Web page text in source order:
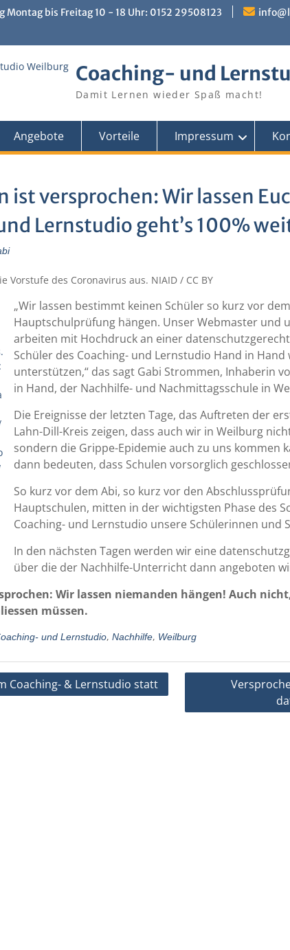
Montag bis Freitag 10 - 18 Uhr: 0152 29508123
Coaching- und
Damit Lernen wieder Spaß macht!
Angebote Vorteile Impressum
ist versprochen: Wir lassen
Lernstudio geht’s 100%
„Wir lassen bestimmt keinen Schüler so kurz vor
Hauptschulprüfung hängen. Unser Webmaster und
arbeiten mit Hochdruck an einer
Schüler des Coaching- und Lernstudio Hand in
unterstützen,“ das sagt Gabi Strommen, Inhaberin
in Hand, der Nachhilfe- und Nachmittagsschule in
Die Ereignisse der letzten Tage, das Auftreten der
Lahn-Dill-Kreis zeigen, dass auch wir in Weilburg
sondern die Grippe-Epidemie auch zu uns kommen
dann bedeuten, dass Schulen vorsorglich
So kurz vor dem Abi, so kurz vor den
Hauptschulen, mitten in der wichtigsten Phase des
Coaching- und Lernstudio unsere Schülerinnen und
In den nächsten Tagen werden wir eine
über die der Nachhilfe-Unterricht dann angeboten
Wir lassen niemanden hängen! Auch
müssen.
und Lernstudio, Nachhilfe, Weilburg
Coaching- & Lernstudio statt